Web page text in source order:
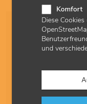
Komfort
Diese
und
Änderungen am
(I) – VV-Beschluss
Der
Abs. 1 S. 2 SGB V
(Fassung vom
14.11.2025